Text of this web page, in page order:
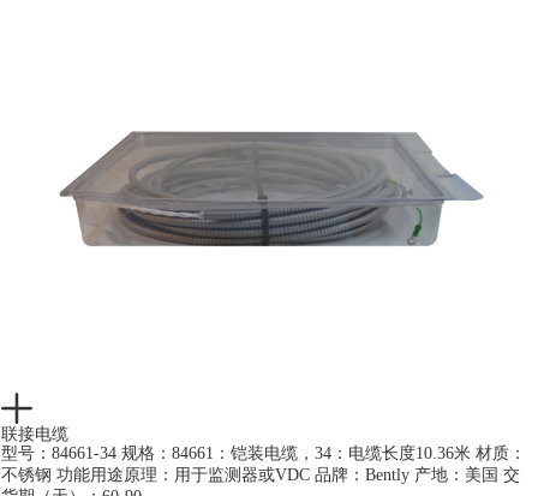
联接电缆
型号：84661-34 规格：84661：铠装电缆，34：电缆长度10.36米 材质：
不锈钢 功能用途原理：用于监测器或VDC 品牌：Bently 产地：美国 交